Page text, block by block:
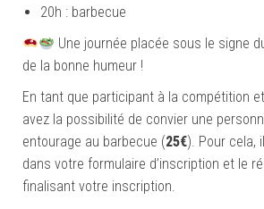
20h : barbecue
Une journée placée sous le signe
de la bonne humeur !
En tant que participant à la compétition
avez la possibilité de convier une
entourage au barbecue (25€). Pour cela,
dans votre formulaire d’inscription et le
finalisant votre inscription.